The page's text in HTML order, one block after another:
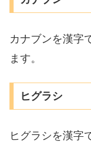
カナブンを漢字
ます。
ヒグラシ
ヒグラシを漢字